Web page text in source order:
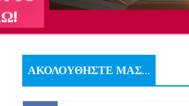
ΑΚΟΛΟΥΘΗΣΤΕ ΜΑΣ...